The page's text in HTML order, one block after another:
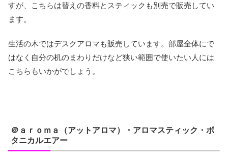
すが、こちらは替えの香料とスティックも別売で販売してい
ます。
生活の木ではデスクアロマも販売しています。部屋全体にで
はなく自分の机のまわりだけなど狭い範囲で使いたい人には
こちらもいかがでしょう。
＠ａｒｏｍａ（アットアロマ）・アロマスティック・ボ
タニカルエアー